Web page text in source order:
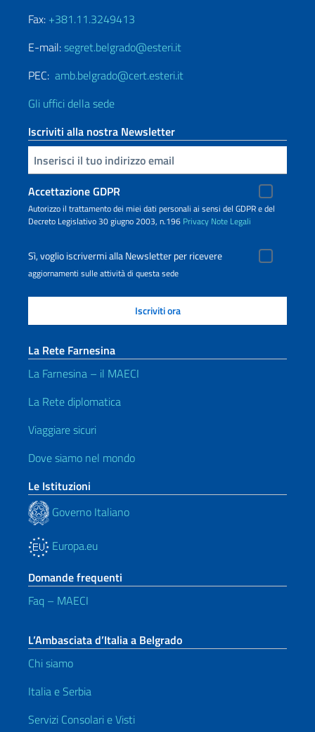
Fax: +381.11.3249413
E-mail:segret.belgrado@esteri.it
PEC: amb.belgrado@cert.esteri.it
Gli uffici della sede
Iscriviti alla nostra Newsletter
Inserisci la tua email
Accettazione GDPR
Autorizzo il trattamento dei miei dati personali ai sensi del GDPR e del
Decreto Legislativo 30 giugno 2003, n.196 Privacy Note Legali
Sì, voglio iscrivermi alla Newsletter per ricevere
aggiornamenti sulle attività di questa sede
La Rete Farnesina
La Farnesina – il MAECI
La Rete diplomatica
Viaggiare sicuri
Dove siamo nel mondo
Le Istituzioni
Governo Italiano
Europa.eu
Domande frequenti
Faq – MAECI
L’Ambasciata d’Italia a Belgrado
Chi siamo
Italia e Serbia
Servizi Consolari e Visti